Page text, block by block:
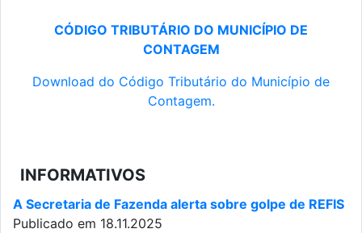
CÓDIGO TRIBUTÁRIO DO MUNICÍPIO DE
CONTAGEM
Download do Código Tributário do Município de
Contagem.
INFORMATIVOS
A Secretaria de Fazenda alerta sobre golpe de REFIS
Publicado em 18.11.2025